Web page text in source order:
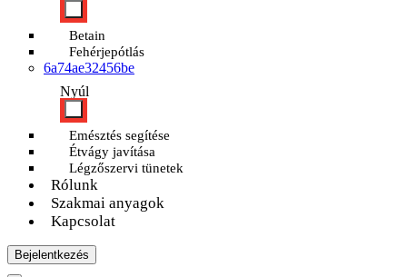
Betain
Fehérjepótlás
6a74ae32456be
Nyúl
Emésztés segítése
Étvágy javítása
Légzőszervi tünetek
Rólunk
Szakmai anyagok
Kapcsolat
Bejelentkezés